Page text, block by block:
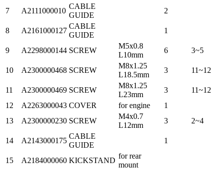
7
A2111000010
CABLE
GUIDE
2
8 A2161000127
CABLE
GUIDE
1
9 A2298000144 SCREW
M5x0.8
L10mm
6 3~5
10 A2300000468 SCREW
M8x1.25
L18.5mm
3 11~12
11 A2300000469 SCREW
M8x1.25
L23mm
3
11~12
12
A2263000043 COVER for engine
1
13
A2300000230 SCREW
M4x0.7
L12mm
3 2~4
14 A2143000175
CABLE
GUIDE
1
15 A2184000060 KICKSTAND
for rear
mount